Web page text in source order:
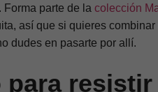
Forma parte de lacolección
así que si quieres combinar
dudes en pasarte por allí.
para resistir